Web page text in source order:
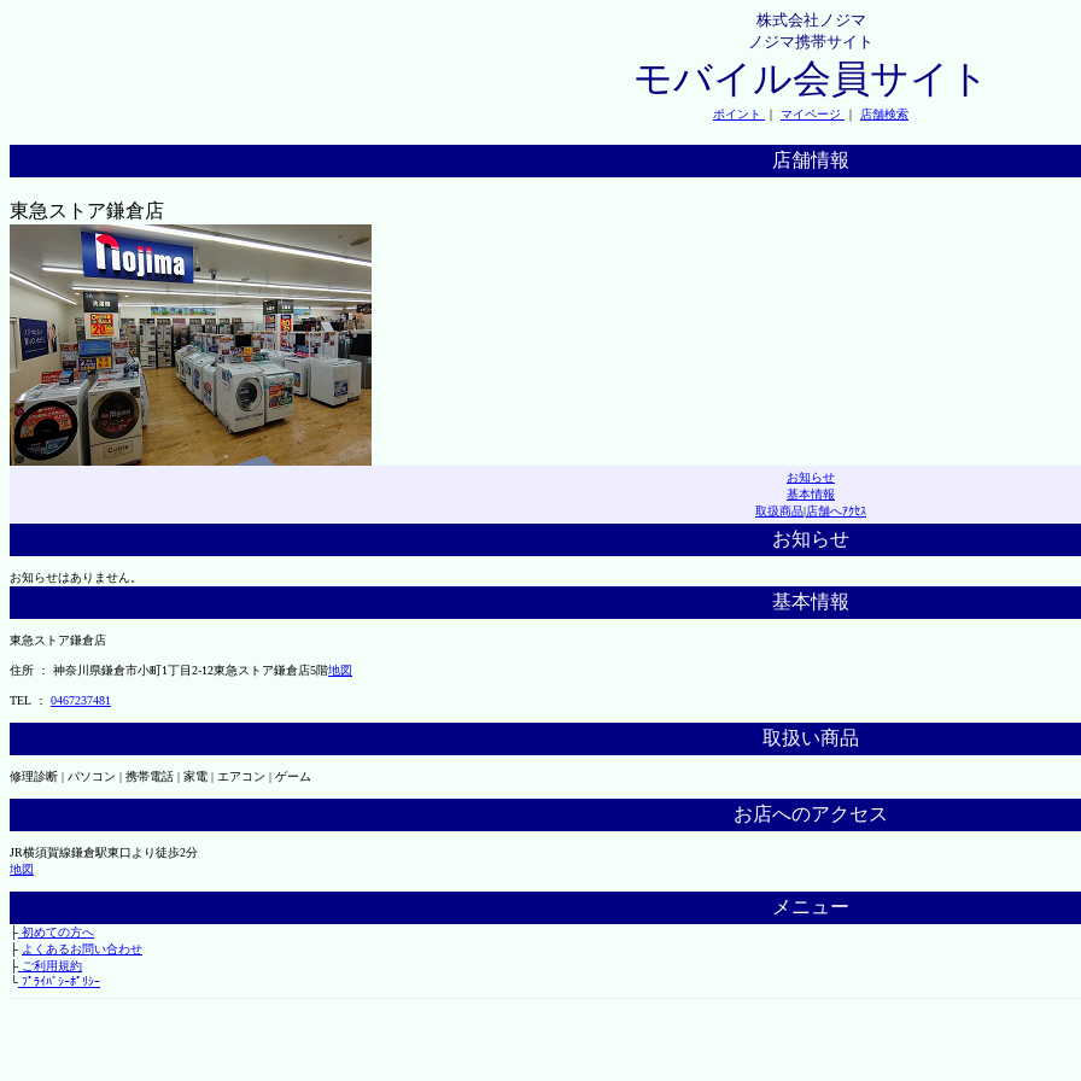
株式会社ノジマ
ノジマ携帯サイト
モバイル会員サイト
ポイント ｜ マイページ ｜ 店舗検索
店舗情報
東急ストア鎌倉店
お知らせ
基本情報
取扱商品|店舗へｱｸｾｽ
お知らせ
お知らせはありません。
基本情報
東急ストア鎌倉店
住所 ： 神奈川県鎌倉市小町1丁目2-12東急ストア鎌倉店5階地図
TEL ： 0467237481
取扱い商品
修理診断 | パソコン | 携帯電話 | 家電 | エアコン | ゲーム
お店へのアクセス
JR横須賀線鎌倉駅東口より徒歩2分
地図
メニュー
├初めての方へ
├ よくあるお問い合わせ
├ご利用規約
└ﾌﾟﾗｲﾊﾞｼｰﾎﾟﾘｼｰ